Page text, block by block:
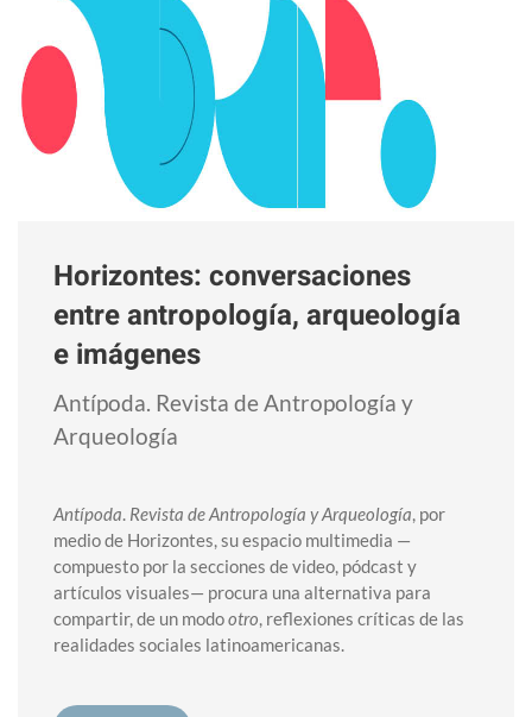
Horizontes: conversaciones
entre antropología, arqueología
e imágenes
Antípoda. Revista de Antropología y
Arqueología
Antípoda. Revista de Antropología y Arqueología, por
medio de Horizontes, su espacio multimedia —
compuesto por la secciones de video, pódcast y
artículos visuales— procura una alternativa para
compartir, de un modootro, reflexiones críticas de las
realidades sociales latinoamericanas.